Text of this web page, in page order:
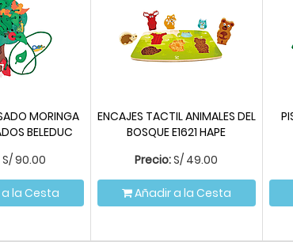
MORINGA
BELEDUC
S/90.00
la Cesta
ENCAJES TACTIL ANIMALES DEL
BOSQUE E1621 HAPE
Precio:S/ 49.00
Añadir a la Cesta